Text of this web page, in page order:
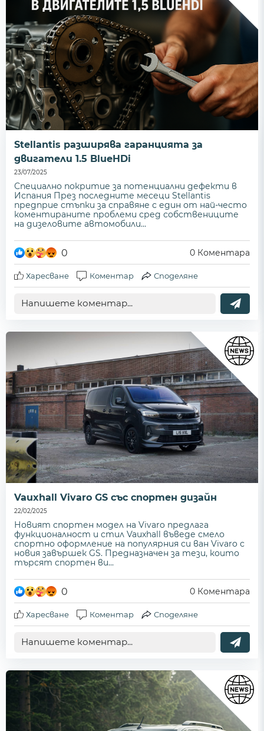
Stellantis разширява гаранцията за
двигатели 1.5 BlueHDi
23/07/2025
Специално покритие за потенциални дефекти в
Испания През последните месеци Stellantis
предприе стъпки за справяне с един от най-често
коментираните проблеми сред собствениците
на дизеловите автомобили...
0 0 Коментара
Харесване Коментар Споделяне
Vauxhall Vivaro GS със спортен дизайн
22/02/2025
Новият спортен модел на Vivaro предлага
функционалност и стил Vauxhall въведе смело
спортно оформление на популярния си ван Vivaro с
новия завършек GS. Предназначен за тези, които
търсят спортен ви...
0 0 Коментара
Харесване Коментар Споделяне